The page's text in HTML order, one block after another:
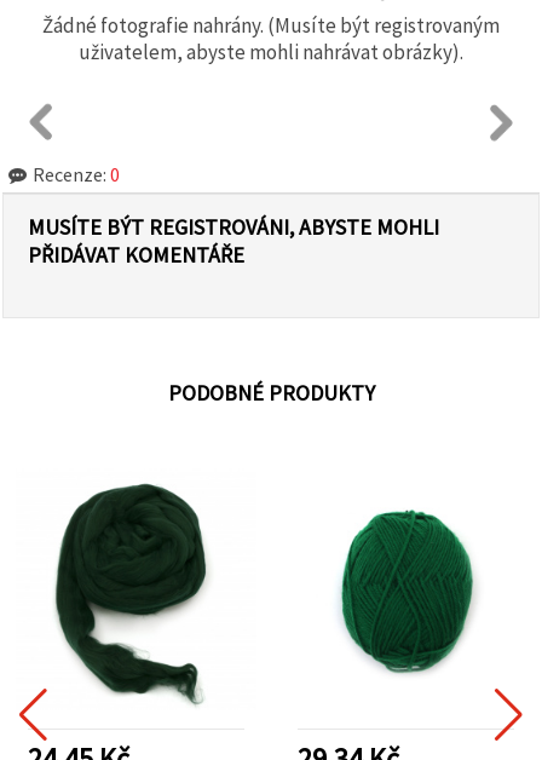
Žádné fotografie nahrány. (Musíte být registrovaným
uživatelem, abyste mohli nahrávat obrázky).
Recenze: 0
MUSÍTE BÝT REGISTROVÁNI, ABYSTE MOHLI
PŘIDÁVAT KOMENTÁŘE
PODOBNÉ PRODUKTY